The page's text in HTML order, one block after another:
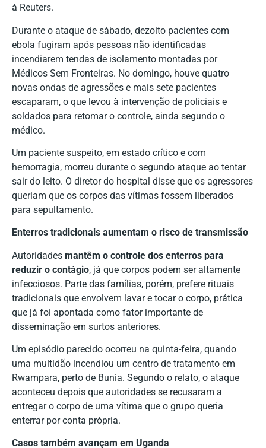
à Reuters.
Durante o ataque de sábado, dezoito pacientes com
ebola fugiram após pessoas não identificadas
incendiarem tendas de isolamento montadas por
Médicos Sem Fronteiras. No domingo, houve quatro
novas ondas de agressões e mais sete pacientes
escaparam, o que levou à intervenção de policiais e
soldados para retomar o controle, ainda segundo o
médico.
Um paciente suspeito, em estado crítico e com
hemorragia, morreu durante o segundo ataque ao tentar
sair do leito. O diretor do hospital disse que os agressores
queriam que os corpos das vítimas fossem liberados
para sepultamento.
Enterros tradicionais aumentam o risco de transmissão
Autoridades mantêm o controle dos enterros para
reduzir o contágio, já que corpos podem ser altamente
infecciosos. Parte das famílias, porém, prefere rituais
tradicionais que envolvem lavar e tocar o corpo, prática
que já foi apontada como fator importante de
disseminação em surtos anteriores.
Um episódio parecido ocorreu na quinta-feira, quando
uma multidão incendiou um centro de tratamento em
Rwampara, perto de Bunia. Segundo o relato, o ataque
aconteceu depois que autoridades se recusaram a
entregar o corpo de uma vítima que o grupo queria
enterrar por conta própria.
Casos também avançam em Uganda